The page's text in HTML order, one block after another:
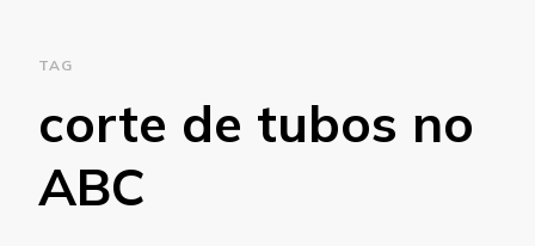
TAG
corte de tubos no
ABC